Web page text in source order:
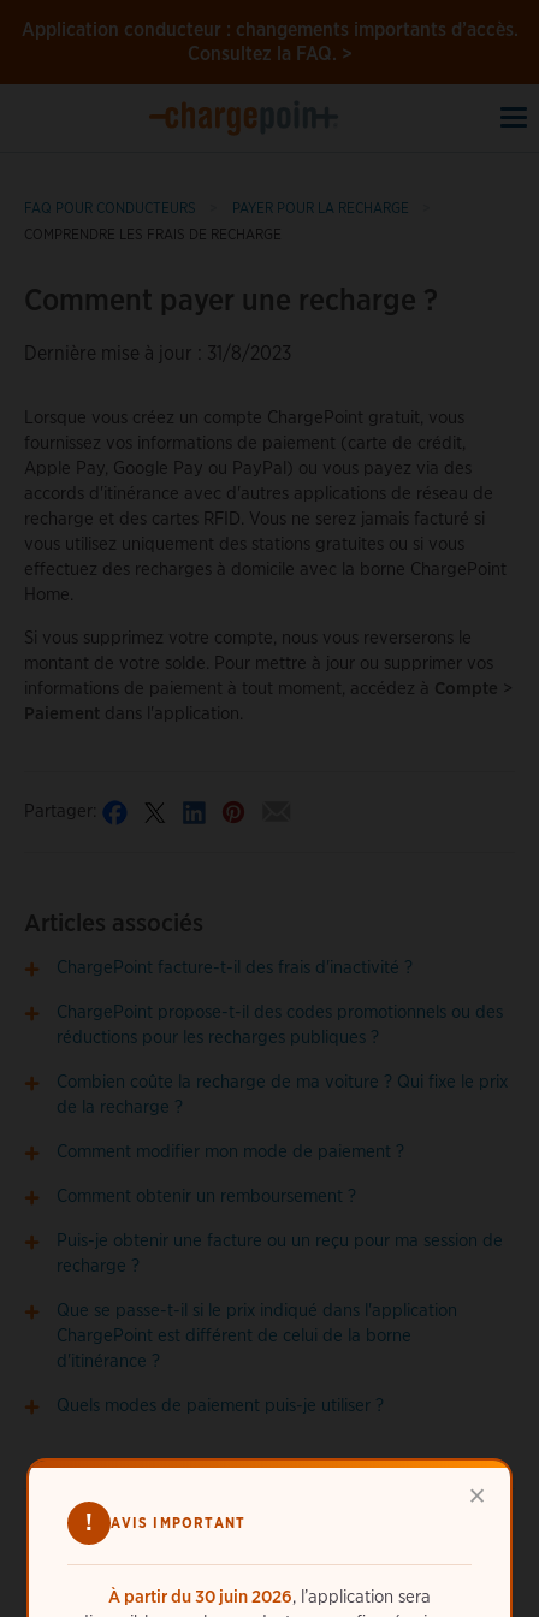
×
! AVIS IMPORTANT
À partir du 30 juin 2026, l’application sera
Application conducteur : changements importants d’accès.
Consultez la FAQ. >
FAQ POUR CONDUCTEURS
PAYER POUR LA RECHARGE
COMPRENDRE LES FRAIS DE RECHARGE
Comment payer une recharge ?
Dernière mise à jour : 31/8/2023
Lorsque vous créez un compte ChargePoint gratuit, vous
fournissez vos informations de paiement (carte de crédit,
Apple Pay, Google Pay ou PayPal) ou vous payez via des
accords d'itinérance avec d'autres applications de réseau de
recharge et des cartes RFID. Vous ne serez jamais facturé si
vous utilisez uniquement des stations gratuites ou si vous
effectuez des recharges à domicile avec la borne ChargePoint
Home.
Si vous supprimez votre compte, nous vous reverserons le
montant de votre solde. Pour mettre à jour ou supprimer vos
informations de paiement à tout moment, accédez à Compte >
Paiement dans l'application.
Partager:
Articles associés
ChargePoint facture-t-il des frais d'inactivité ?
ChargePoint propose-t-il des codes promotionnels ou des
réductions pour les recharges publiques ?
Combien coûte la recharge de ma voiture ? Qui fixe le prix
de la recharge ?
Comment modifier mon mode de paiement ?
Comment obtenir un remboursement ?
Puis-je obtenir une facture ou un reçu pour ma session de
recharge ?
Que se passe-t-il si le prix indiqué dans l'application
ChargePoint est différent de celui de la borne
d'itinérance ?
Quels modes de paiement puis-je utiliser ?